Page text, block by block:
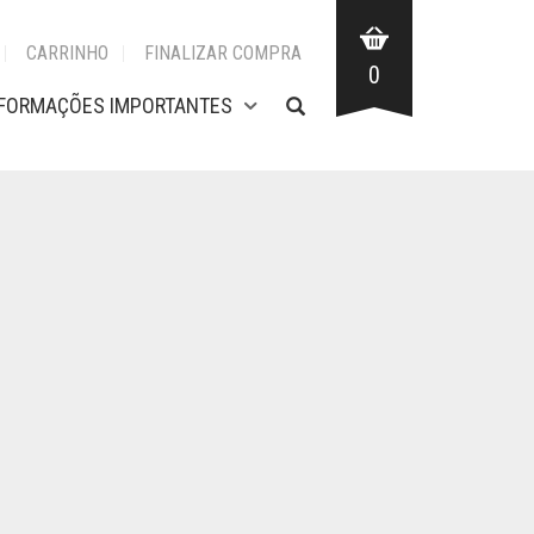
CARRINHO FINALIZAR COMPRA
IMPORTANTES
0